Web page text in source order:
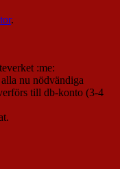
.
:me:
nu nödvändiga
till db-konto (3-4